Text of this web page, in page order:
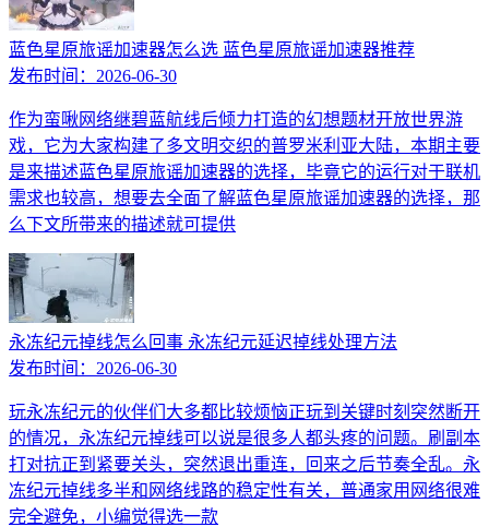
蓝色星原旅谣加速器怎么选 蓝色星原旅谣加速器推荐
发布时间： 2026-06-30
作为蛮啾网络继碧蓝航线后倾力打造的幻想题材开放世界游
戏，它为大家构建了多文明交织的普罗米利亚大陆，本期主要
是来描述蓝色星原旅谣加速器的选择，毕竟它的运行对于联机
需求也较高，想要去全面了解蓝色星原旅谣加速器的选择，那
么下文所带来的描述就可提供
永冻纪元掉线怎么回事 永冻纪元延迟掉线处理方法
发布时间： 2026-06-30
玩永冻纪元的伙伴们大多都比较烦恼正玩到关键时刻突然断开
的情况，永冻纪元掉线可以说是很多人都头疼的问题。刷副本
打对抗正到紧要关头，突然退出重连，回来之后节奏全乱。永
冻纪元掉线多半和网络线路的稳定性有关，普通家用网络很难
完全避免，小编觉得选一款